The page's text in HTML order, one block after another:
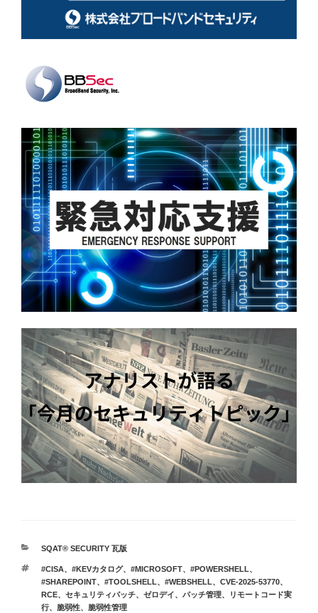
カ
ゴ
リ
ー
SQAT® SECURITY 瓦版
タ
グ
#CISA、 #KEVカタログ、 #MICROSOFT、 #POWERSHELL、
#SHAREPOINT、 #TOOLSHELL、 #WEBSHELL、 CVE-2025-53770、
RCE、 セキュリティパッチ、 ゼロデイ、 パッチ管理、
リモートコード実
行、 脆弱性、 脆弱性管理